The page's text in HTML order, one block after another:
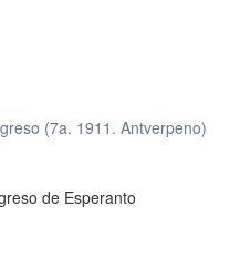
(7a. 1911. Antverpeno)
de Esperanto